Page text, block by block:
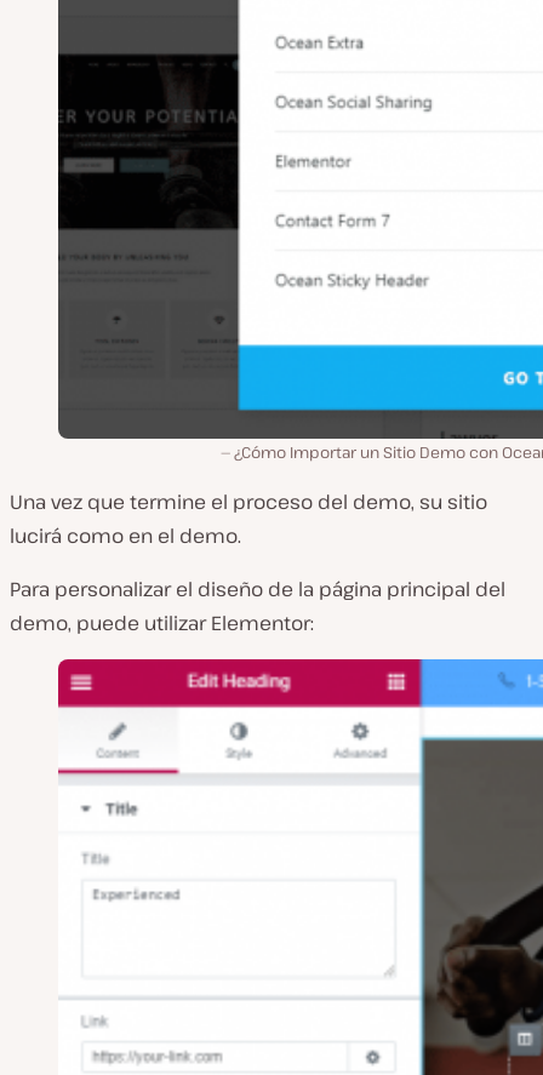
¿Cómo Importar un Sitio Demo con
Una vez que termine el proceso del demo, su sitio
lucirá como en el demo.
Para personalizar el diseño de la página principal del
demo, puede utilizar Elementor: